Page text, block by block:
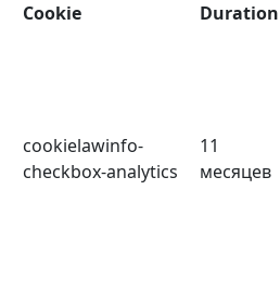
Cookie
Duration
cookielawinfo-
checkbox-analytics
11
месяцев